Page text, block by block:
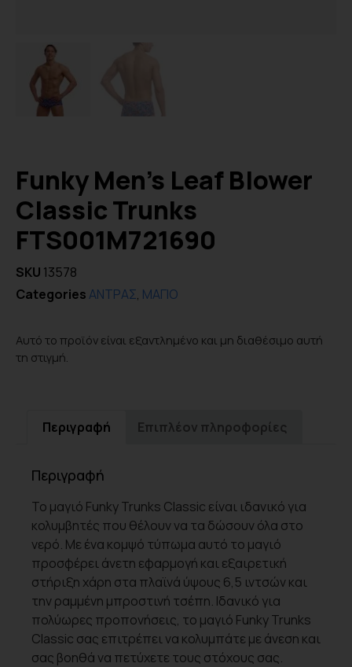
Funky Men’s Leaf Blower
Classic Trunks
FTS001M721690
SKU 13578
CategoriesΑΝΤΡΑΣ, ΜΑΓΙΟ
Αυτό το προϊόν είναι εξαντλημένο και μη διαθέσιμο αυτή
τη στιγμή.
Περιγραφή Επιπλέον πληροφορίες
Περιγραφή
Το μαγιό Funky Trunks Classic είναι ιδανικό για
κολυμβητές που θέλουν να τα δώσουν όλα στο
νερό. Με ένα κομψό τύπωμα αυτό το μαγιό
προσφέρει άνετη εφαρμογή και εξαιρετική
στήριξη χάρη στα πλαϊνά ύψους 6,5 ιντσών και
την ραμμένη μπροστινή τσέπη. Ιδανικό για
πολύωρες προπονήσεις, το μαγιό Funky Trunks
Classic σας επιτρέπει να κολυμπάτε με άνεση και
σας βοηθά να πετύχετε τους στόχους σας.